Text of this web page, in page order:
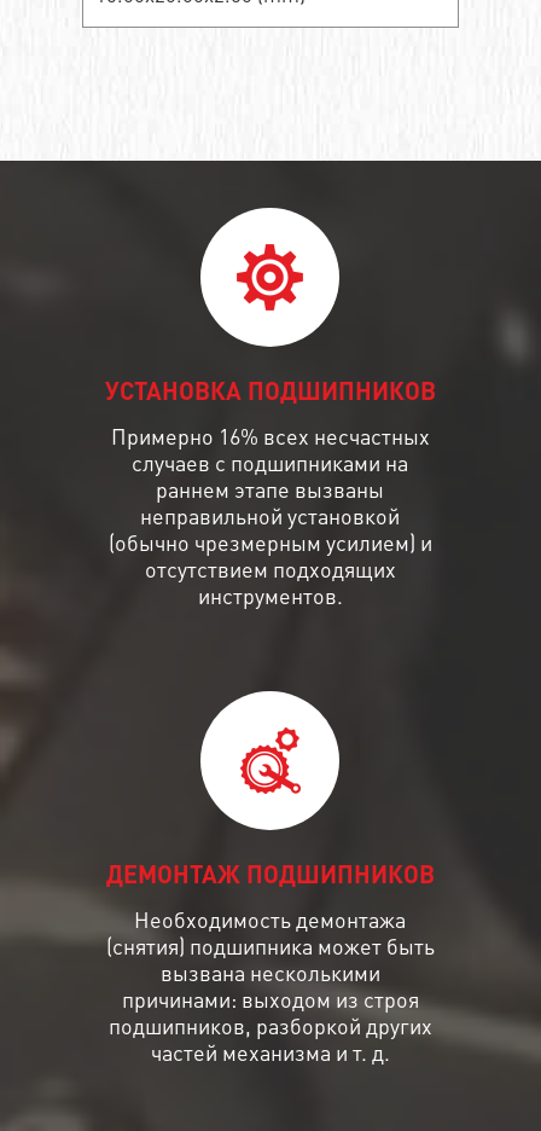
УСТАНОВКА ПОДШИПНИКОВ
Примерно 16% всех несчастных
случаев с подшипниками на
раннем этапе вызваны
неправильной установкой
(обычно чрезмерным усилием) и
отсутствием подходящих
инструментов.
ДЕМОНТАЖ ПОДШИПНИКОВ
Необходимость демонтажа
(снятия) подшипника может быть
вызвана несколькими
причинами: выходом из строя
подшипников, разборкой других
частей механизма и т. д.